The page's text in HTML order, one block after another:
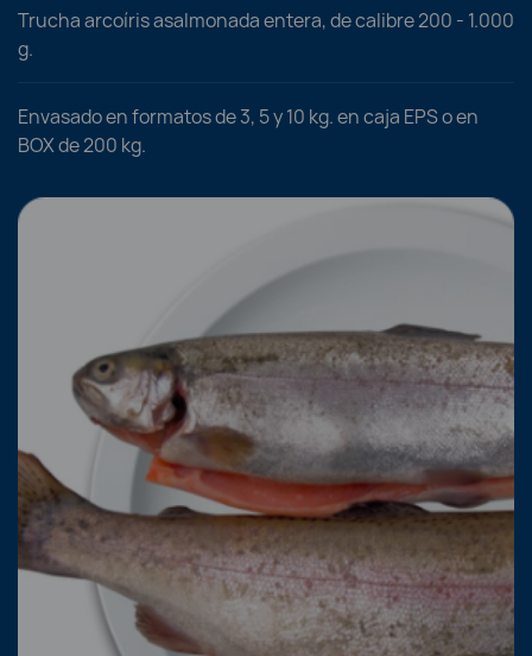
Trucha arcoíris asalmonada entera, de calibre 200 - 1.000
g.
Envasado en formatos de 3, 5 y 10 kg. en caja EPS o en
BOX de 200 kg.